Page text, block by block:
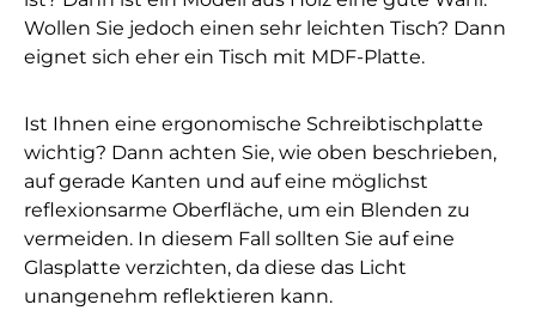
Wollen Sie jedoch einen sehr leichten Tisch? Dann
eignet sich eher ein Tisch mit MDF-Platte.
Ist Ihnen eine ergonomische Schreibtischplatte
wichtig? Dann achten Sie, wie oben beschrieben,
auf gerade Kanten und auf eine möglichst
reflexionsarme Oberfläche, um ein Blenden zu
vermeiden. In diesem Fall sollten Sie auf eine
Glasplatte verzichten, da diese das Licht
unangenehm reflektieren kann.